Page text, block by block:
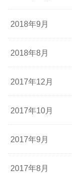
2018年9月
2018年8月
2017年12月
2017年10月
2017年9月
2017年8月